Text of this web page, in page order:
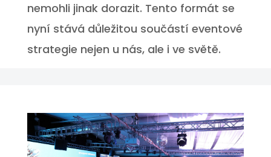
nemohli jinak dorazit. Tento formát se
nyní stává důležitou součástí eventové
strategie nejen u nás, ale i ve světě.